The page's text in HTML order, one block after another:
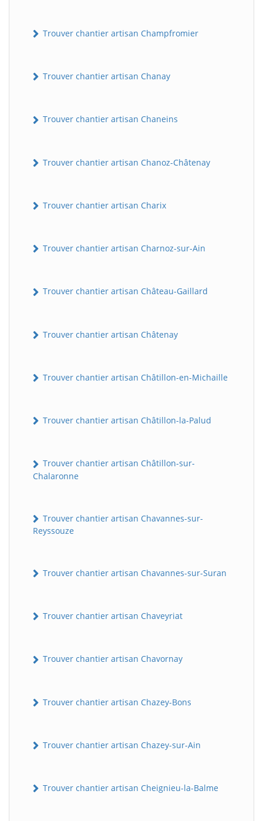
Trouver chantier artisan Champfromier
Trouver chantier artisan Chanay
Trouver chantier artisan Chaneins
Trouver chantier artisan Chanoz-Châtenay
Trouver chantier artisan Charix
Trouver chantier artisan Charnoz-sur-Ain
Trouver chantier artisan Château-Gaillard
Trouver chantier artisan Châtenay
Trouver chantier artisan Châtillon-en-Michaille
Trouver chantier artisan Châtillon-la-Palud
Trouver chantier artisan Châtillon-sur-
Chalaronne
Trouver chantier artisan Chavannes-sur-
Reyssouze
Trouver chantier artisan Chavannes-sur-Suran
Trouver chantier artisan Chaveyriat
Trouver chantier artisan Chavornay
Trouver chantier artisan Chazey-Bons
Trouver chantier artisan Chazey-sur-Ain
Trouver chantier artisan Cheignieu-la-Balme